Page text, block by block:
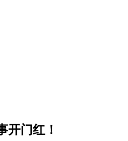
开门红！